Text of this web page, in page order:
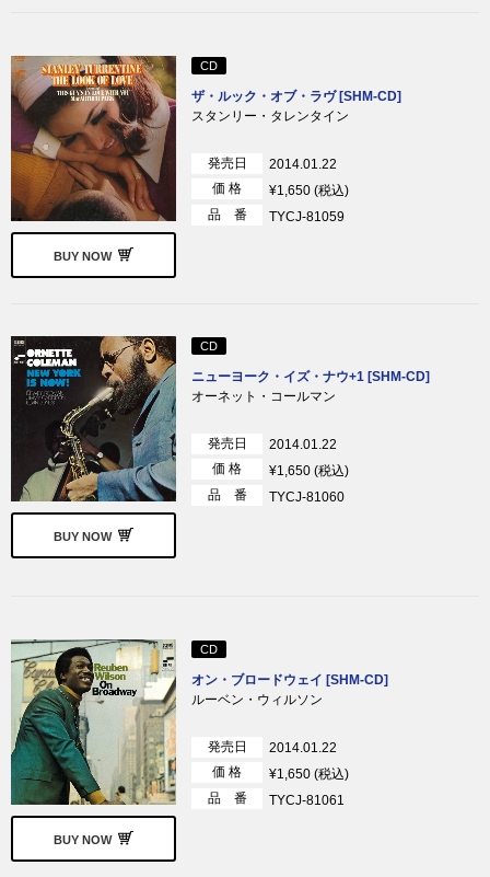
BUY NOW
CD
ザ・ルック・オブ・ラヴ [SHM-CD]
スタンリー・タレンタイン
発売日
2014.01.22
価 格
¥1,650 (税込)
品 番
TYCJ-81059
BUY NOW
CD
ニューヨーク・イズ・ナウ+1 [SHM-CD]
オーネット・コールマン
発売日
2014.01.22
価 格
¥1,650 (税込)
品 番
TYCJ-81060
BUY NOW
CD
オン・ブロードウェイ [SHM-CD]
ルーベン・ウィルソン
発売日
2014.01.22
価 格
¥1,650 (税込)
品 番
TYCJ-81061